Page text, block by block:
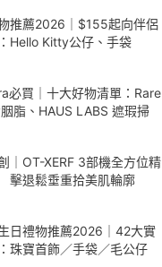
推薦2026｜$155起向伴侶
Hello Kitty公仔、手袋
必買｜十大好物清單：Rare
脂、HAUS LABS 遮瑕掃
｜OT-XERF 3部機全方位精
退鬆垂重拾美肌輪廓
日禮物推薦2026｜42大實
珠寶首飾／手袋／毛公仔